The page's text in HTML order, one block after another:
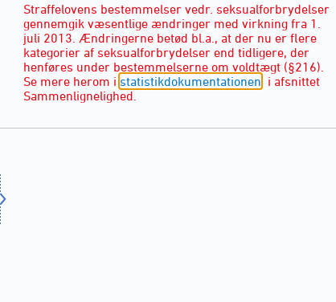
Straffelovens bestemmelser vedr. seksualforbrydelser
gennemgik væsentlige ændringer med virkning fra 1.
juli 2013. Ændringerne betød bl.a., at der nu er flere
kategorier af seksualforbrydelser end tidligere, der
henføres under bestemmelserne om voldtægt (§216).
Se mere herom i statistikdokumentationen , i afsnittet
Sammenlignelighed.